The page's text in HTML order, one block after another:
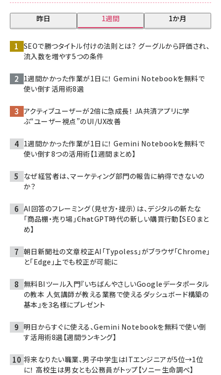
昨日 1週間 1か月
SEOで勝つタイトル付けの法則とは？ グーグルから評価され、
流入数を増やす5つの条件
1週間かかった作業が1日に！ Gemini Notebookを無料で
使い倒す活用術8選
アクティブユーザーが2倍に急成長！ JA共済アプリに学
ぶ“ユーザー視点”のUI/UX改善
1週間かかった作業が1日に！ Gemini Notebookを無料で
使い倒す8つの活用術【1週間まとめ】
なぜ経営者は、マーケティング部門の報告に納得できないの
か？
AI回答のフレーミング（見せ方・提示）は、デジタルの新たな
「商品棚・売り場」――ChatGPT時代の新しい購買行動【SEOまと
め】
朝日新聞社の文章校正AI「Typoless」がブラウザ「Chrome」
と「Edge」上でも校正が可能に
無料BIツール入門『いちばんやさしいGoogleデータポータル
の教本 人気講師が教える業務で使えるダッシュボード構築の
基本』を3名様にプレゼント
明日からすぐに使える、Gemini Notebookを無料で使い倒
す活用術8選【週間ランキング】
将来なりたい職業、男子中学生はITエンジニアが5位→1位
に！ 高校生は男女とも公務員がトップ【ソニー生命調べ】